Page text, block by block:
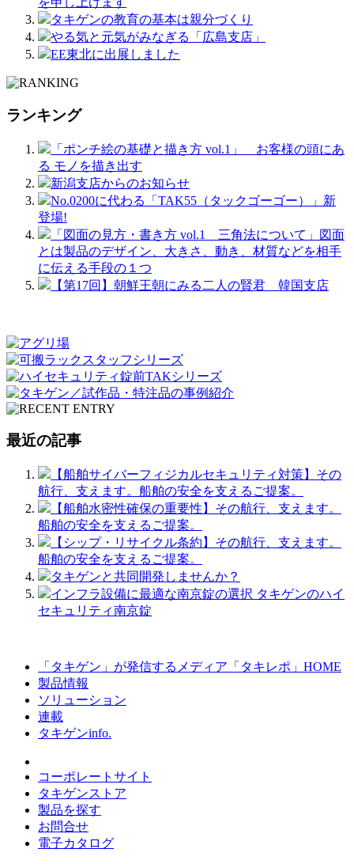
タキゲンの教育の基本は親分づくり
やる気と元気がみなぎる「広島支店」
EE東北に出展しました
ランキング
「ポンチ絵の基礎と描き方 vol.1」 お客様の頭にあ
る モノを描き出す
新潟支店からのお知らせ
No.0200に代わる「TAK55（タックゴーゴー）」新
登場!
「図面の見方・書き方 vol.1 三角法について」図面
とは製品のデザイン、大きさ、動き、材質などを相手
に伝える手段の１つ
【第17回】朝鮮王朝にみる二人の賢君 韓国支店
最近の記事
【船舶サイバーフィジカルセキュリティ対策】その
航行、支えます。船舶の安全を支えるご提案。
【船舶水密性確保の重要性】その航行、支えます。
船舶の安全を支えるご提案。
【シップ・リサイクル条約】その航行、支えます。
船舶の安全を支えるご提案。
タキゲンと共同開発しませんか？
インフラ設備に最適な南京錠の選択 タキゲンのハイ
セキュリティ南京錠
「タキゲン」が発信するメディア「タキレポ」HOME
製品情報
ソリューション
連載
タキゲンinfo.
コーポレートサイト
タキゲンストア
製品を探す
お問合せ
電子カタログ